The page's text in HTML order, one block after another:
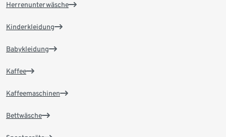
Herrenunterwäsche
Kinderkleidung
Babykleidung
Kaffee
Kaffeemaschinen
Bettwäsche